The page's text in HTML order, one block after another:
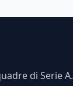
di Serie A.